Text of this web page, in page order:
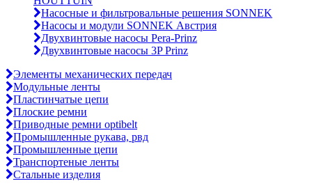
Насосные и фильтровальные решения SONNEK
Насосы и модули SONNEK Австрия
Двухвинтовые насосы Pera-Prinz
Двухвинтовые насосы 3P Prinz
Элементы механических передач
Модульные ленты
Пластинчатые цепи
Плоские ремни
Приводные ремни optibelt
Промышленные рукава, рвд
Промышленные цепи
Транспортеные ленты
Стальные изделия